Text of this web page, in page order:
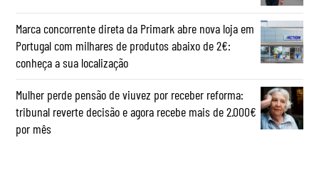
Marca concorrente direta da Primark abre nova loja em
Portugal com milhares de produtos abaixo de 2€:
conheça a sua localização
Mulher perde pensão de viuvez por receber reforma:
tribunal reverte decisão e agora recebe mais de 2.000€
por mês